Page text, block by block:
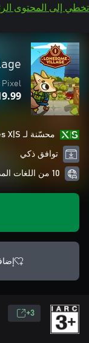
تخطي إلى المحتوى
Pixel
محسّنة لـ Xbox Series X|S
توافق ذكي
10 من اللغات المدعمة
3+